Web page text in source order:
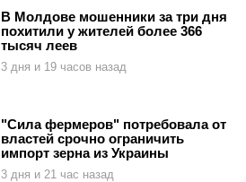
В Молдове мошенники за три дня
похитили у жителей более 366
тысяч леев
3 дня и 19 часов назад
"Сила фермеров" потребовала от
властей срочно ограничить
импорт зерна из Украины
3 дня и 21 час назад